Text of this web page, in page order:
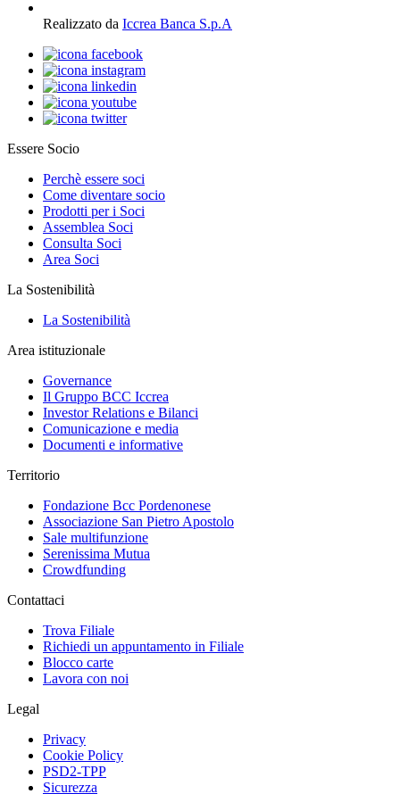
Realizzato da Iccrea Banca S.p.A
Essere Socio
Perchè essere soci
Come diventare socio
Prodotti per i Soci
Assemblea Soci
Consulta Soci
Area Soci
La Sostenibilità
La Sostenibilità
Area istituzionale
Governance
Il Gruppo BCC Iccrea
Investor Relations e Bilanci
Comunicazione e media
Documenti e informative
Territorio
Fondazione Bcc Pordenonese
Associazione San Pietro Apostolo
Sale multifunzione
Serenissima Mutua
Crowdfunding
Contattaci
Trova Filiale
Richiedi un appuntamento in Filiale
Blocco carte
Lavora con noi
Legal
Privacy
Cookie Policy
PSD2-TPP
Sicurezza